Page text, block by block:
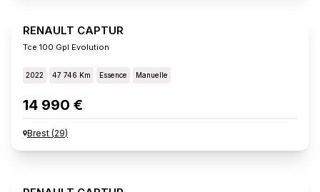
RENAULT CAPTUR
Tce 100 Gpl Evolution
2022 47 746 Km Essence Manuelle
14 990 €
Brest (29)